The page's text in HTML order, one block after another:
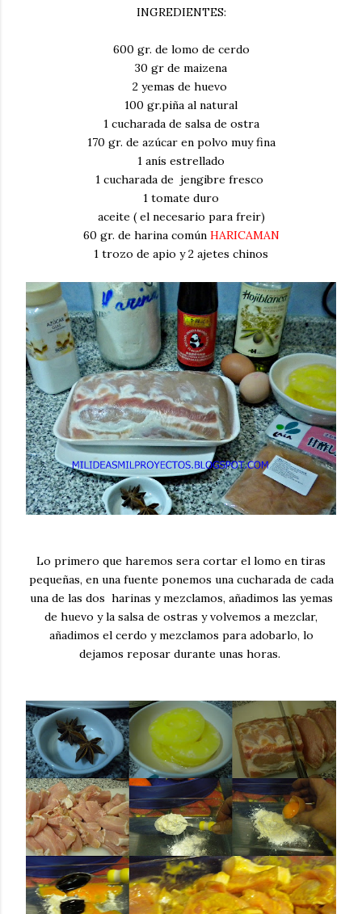
INGREDIENTES:
600 gr. de lomo de cerdo
30 gr de maizena
2 yemas de huevo
100 gr.piña al natural
1 cucharada de salsa de ostra
170 gr. de azúcar en polvo muy fina
1 anís estrellado
1 cucharada de jengibre fresco
1 tomate duro
aceite ( el necesario para freir)
60 gr. de harina común HARICAMAN
1 trozo de apio y 2 ajetes chinos
Lo primero que haremos sera cortar el lomo en tiras
pequeñas, en una fuente ponemos una cucharada de cada
una de las dos harinas y mezclamos, añadimos las yemas
de huevo y la salsa de ostras y volvemos a mezclar,
añadimos el cerdo y mezclamos para adobarlo, lo
dejamos reposar durante unas horas.